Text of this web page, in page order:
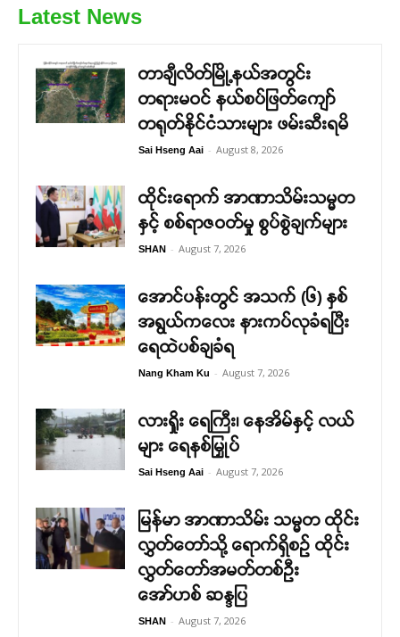
Latest News
တာချီလိတ်မြို့နယ်အတွင်း
တရားမဝင် နယ်စပ်ဖြတ်ကျော်
တရုတ်နိုင်ငံသားများ ဖမ်းဆီးရမိ
Sai Hseng Aai - August 8, 2026
ထိုင်းရောက် အာဏာသိမ်းသမ္မတ
နှင့် စစ်ရာဇဝတ်မှု စွပ်စွဲချက်များ
SHAN - August 7, 2026
အောင်ပန်းတွင် အသက် (၆) နှစ်
အရွယ်ကလေး နားကပ်လုခံရပြီး
ရေထဲပစ်ချခံရ
Nang Kham Ku - August 7, 2026
လားရှိုး ရေကြီး၊ နေအိမ်နှင့် လယ်
များ ရေနစ်မြှုပ်
Sai Hseng Aai - August 7, 2026
မြန်မာ အာဏာသိမ်း သမ္မတ ထိုင်း
လွှတ်တော်သို့ ရောက်ရှိစဉ် ထိုင်း
လွှတ်တော်အမတ်တစ်ဦး
အော်ဟစ် ဆန္ဒပြ
SHAN - August 7, 2026